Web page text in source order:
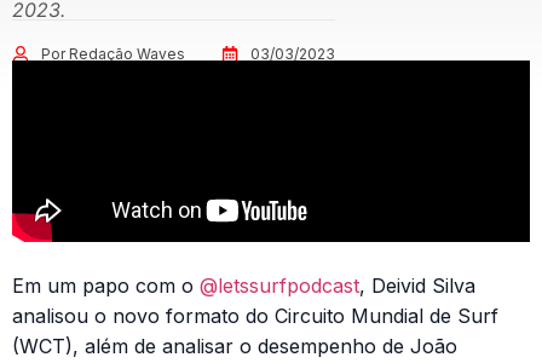
2023.
Por Redação Waves 03/03/2023
Em um papo com o @letssurfpodcast, Deivid Silva
analisou o novo formato do Circuito Mundial de Surf
(WCT), além de analisar o desempenho de João